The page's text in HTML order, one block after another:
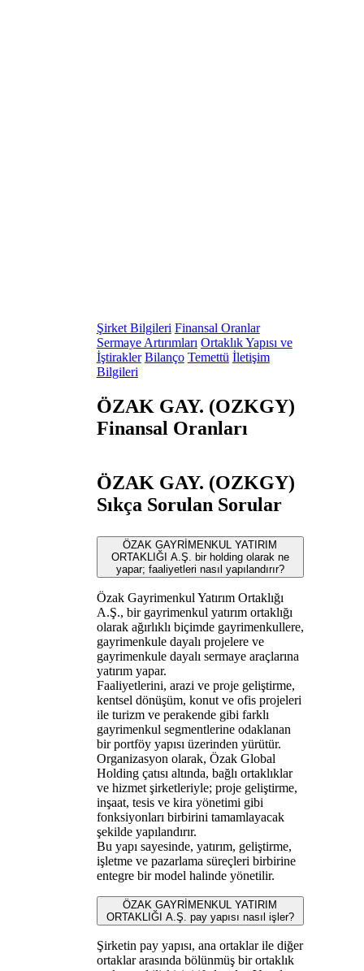
Şirket Bilgileri Finansal Oranlar
Sermaye Artırımları Ortaklık Yapısı ve
İştirakler Bilanço Temettü İletişim
Bilgileri
ÖZAK GAY. (OZKGY)
Finansal Oranları
ÖZAK GAY. (OZKGY)
Sıkça Sorulan Sorular
ÖZAK GAYRİMENKUL YATIRIM
ORTAKLIĞI A.Ş. bir holding olarak ne
yapar; faaliyetleri nasıl yapılandırır?
Özak Gayrimenkul Yatırım Ortaklığı
A.Ş., bir gayrimenkul yatırım ortaklığı
olarak ağırlıklı biçimde gayrimenkullere,
gayrimenkule dayalı projelere ve
gayrimenkule dayalı sermaye araçlarına
yatırım yapar.
Faaliyetlerini, arazi ve proje geliştirme,
kentsel dönüşüm, konut ve ofis projeleri
ile turizm ve perakende gibi farklı
gayrimenkul segmentlerine odaklanan
bir portföy yapısı üzerinden yürütür.
Organizasyon olarak, Özak Global
Holding çatısı altında, bağlı ortaklıklar
ve hizmet şirketleriyle; proje geliştirme,
inşaat, tesis ve kira yönetimi gibi
fonksiyonları birbirini tamamlayacak
şekilde yapılandırır.
Bu yapı sayesinde, yatırım, geliştirme,
işletme ve pazarlama süreçleri birbirine
entegre bir model halinde yönetilir.
ÖZAK GAYRİMENKUL YATIRIM
ORTAKLIĞI A.Ş. pay yapısı nasıl işler?
Şirketin pay yapısı, ana ortaklar ile diğer
ortaklar arasında bölünmüş bir ortaklık